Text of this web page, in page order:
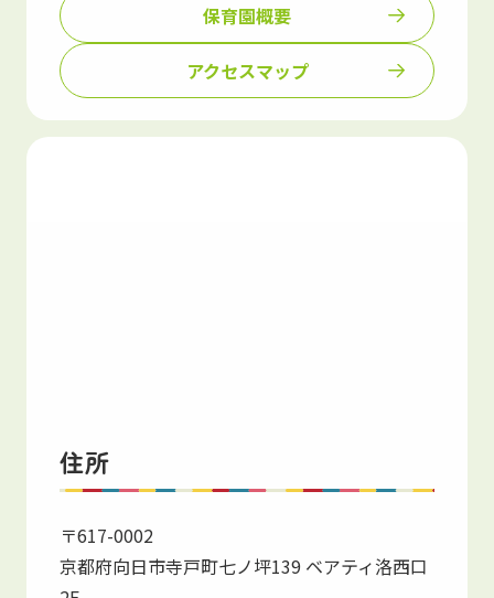
保育園概要
アクセスマップ
住所
〒617-0002
京都府向日市寺戸町七ノ坪139 ベアティ洛西口